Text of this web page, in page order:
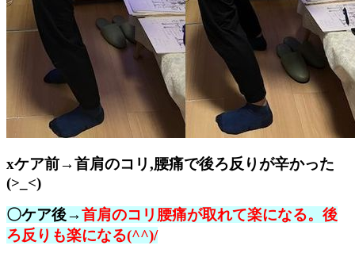
xケア前→首肩のコリ,腰痛で後ろ反りが辛かった
(>_<)
〇ケア後→首肩のコリ腰痛が取れて楽になる。後
ろ反りも楽になる(^^)/